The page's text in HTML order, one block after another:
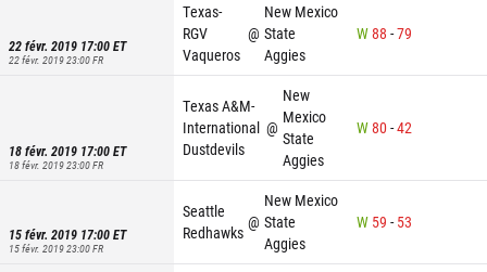
22 févr. 2019 17:00ET
22 févr. 2019 23:00FR
Texas-
RGV
Vaqueros
@
New Mexico
State
Aggies
W88 -79
18 févr. 2019 17:00ET
18 févr. 2019 23:00FR
Texas A&M-
International
Dustdevils
@
New
Mexico
State
Aggies
W80-42
15 févr. 2019 17:00ET
15 févr. 2019 23:00FR
Seattle
Redhawks
@
New Mexico
State
Aggies
W 59 - 53